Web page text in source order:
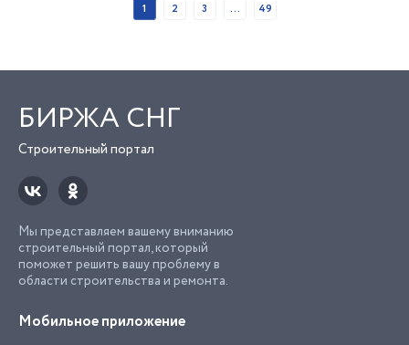
1 2 3 ... 49
БИРЖА СНГ
Строительный портал
Мы представляем вашему вниманию
строительный портал, который
поможет решить вашу проблему в
области строительства и ремонта.
Мобильное приложение